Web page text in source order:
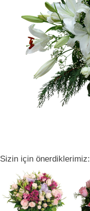
Sizin için önerdiklerimiz: